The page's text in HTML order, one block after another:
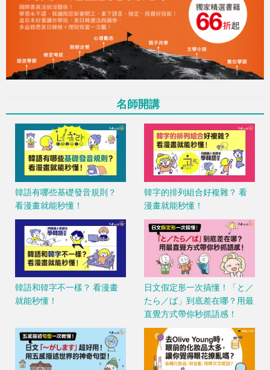
名師開講
韓語有哪些基礎發音規則？
看漫畫就能秒懂！
韓字的排列組合好複雜？ 看
漫畫就能秒懂！
韓語和韓字不一樣？ 看漫畫
就能秒懂！
日文假定形一次搞懂！「と／
たら／ば」到底差在哪？用最
直覺方式帶你秒抓語感！